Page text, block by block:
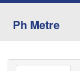
Ph Metre